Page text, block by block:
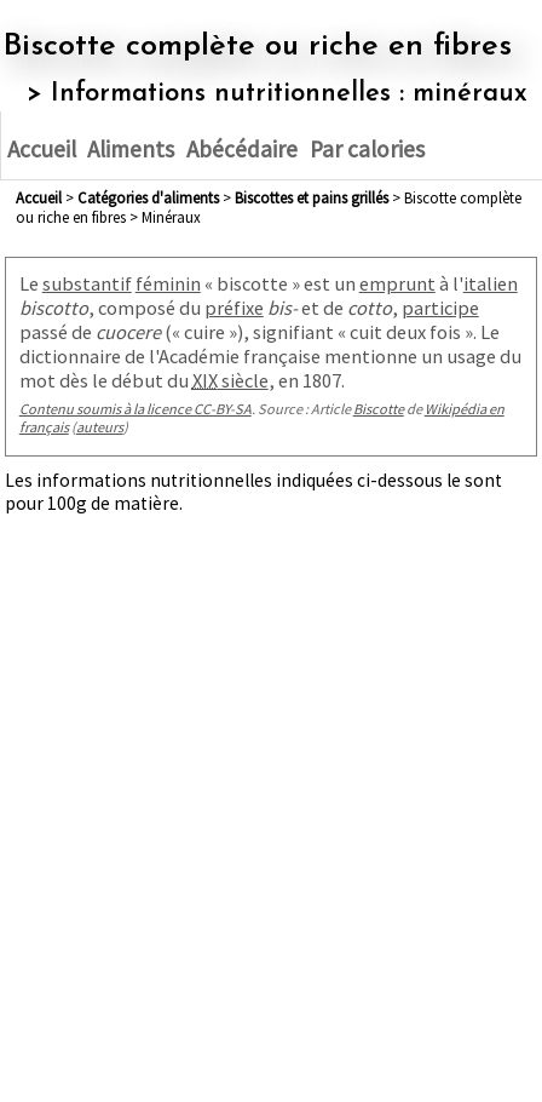
Biscotte complète ou riche en fibres
> Informations nutritionnelles : minéraux
Accueil Aliments Abécédaire Par calories
Accueil> Catégories d'aliments> biscottes et pains grillés> Biscotte complète
ou riche en fibres > Minéraux
Le substantif féminin « biscotte » est un emprunt à l'italien
biscotto, composé du préfixe bis-et de cotto, participe
passé de cuocere(« cuire »), signifiant « cuit deux fois ». Le
dictionnaire de l'Académie française mentionne un usage du
mot dès le début du XIXsiècle, en 1807.
Contenu soumis à la licence CC-BY-SA. Source : ArticleBiscottede Wikipédia en
français(auteurs)
Les informations nutritionnelles indiquées ci-dessous le sont
pour 100g de matière.